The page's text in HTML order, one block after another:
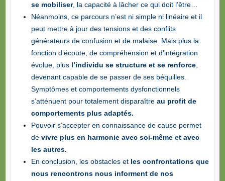
se mobiliser, la capacité à lâcher ce qui doit l’être…
Néanmoins, ce parcours n’est ni simple ni linéaire et il
peut mettre à jour des tensions et des conflits
générateurs de confusion et de malaise. Mais plus la
fonction d’écoute, de compréhension et d’intégration
évolue, plusl’individu se structure et se renforce,
devenant capable de se passer de ses béquilles.
Symptômes et comportements dysfonctionnels
s’atténuent pour totalement disparaître au profit de
comportements plus adaptés.
Pouvoir s’accepter en connaissance de cause permet
devivre plus en harmonie avec soi-même et avec
les autres.
En conclusion, les obstacles etles confrontations que
nous rencontrons nous informent de nos